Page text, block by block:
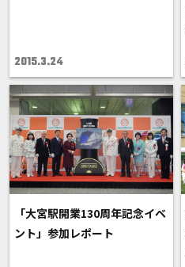
2015.3.24
「大宮駅開業130周年記念イベ
ント」参加レポート